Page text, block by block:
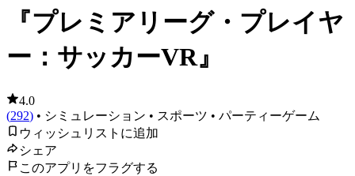
『プレミアリーグ・プレイヤ
ー：サッカーVR』
4.0
(292) • シミュレーション • スポーツ • パーティーゲーム
ウィッシュリストに追加
シェア
このアプリをフラグする